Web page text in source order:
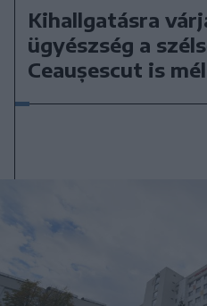
Kihallgatásra
ügyészség a
Ceaușescut is